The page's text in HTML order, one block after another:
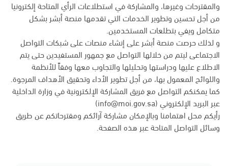
والمقترحات وغيرها، والمشاركة في استطلاعات الرأي المتاحة إلكترونيا
من أجل تحسين وتطوير الخدمات التي تقدمها منصة أبشر بشكل
متكامل ويفي بتطلعات المستخدمين.
و لذلك حرصت منصة أبشر على إنشاء منصات على شبكات التواصل
الاجتماعى ليتم من خلالها التواصل مع جمهور المستفيدين حتى يتم
الاطلاع عليها ودراستها وتحليلها والتجاوب معها وفقاً للأنظمة
واللوائح المعمول بها، من أجل تطوير الأداء وتحقيق الأهداف المرجوة.
كما يمكنكم التواصل مع فريق المشاركة الإلكترونية في وزارة الداخلية
عبر البريد الإلكتروني (info@moi.gov.sa)
رأيكم محل اهتمامنا وبالإمكان مشاركة آرائكم ومقترحاتكم عن طريق
وسائل التواصل المتاحة عبر هذه الصفحة.